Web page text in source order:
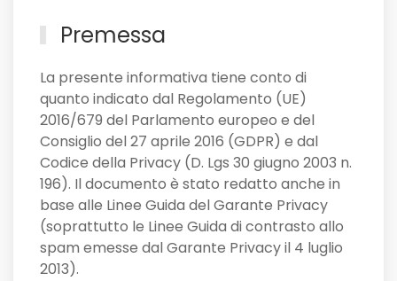
Premessa
La presente informativa tiene conto di
quanto indicato dal Regolamento (UE)
2016/679 del Parlamento europeo e del
Consiglio del 27 aprile 2016 (GDPR) e dal
Codice della Privacy (D. Lgs 30 giugno 2003 n.
196). Il documento è stato redatto anche in
base alle Linee Guida del Garante Privacy
(soprattutto le Linee Guida di contrasto allo
spam emesse dal Garante Privacy il 4 luglio
2013).